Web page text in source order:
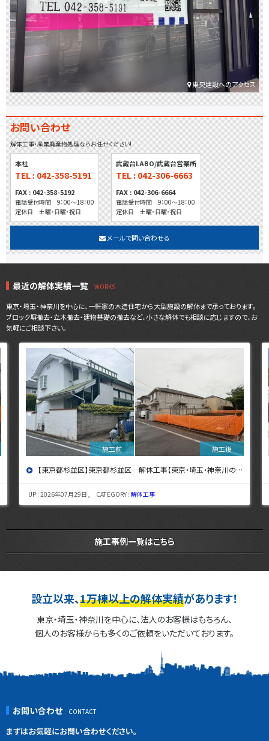
東央建設へのアクセス
お問い合わせ
解体工事・産業廃棄物処理ならお任せください!
本社
TEL : 042-358-5191
FAX : 042-358-5192
電話受付時間 9：00～18：00
定休日 土曜・日曜・祝日
武蔵台LABO/武蔵台営業所
TEL : 042-306-6663
FAX : 042-306-6664
電話受付時間 9：00～18：00
定休日 土曜・日曜・祝日
メールで問い合わせる
最近の解体実績一覧
東京・埼玉・神奈川を中心に、一軒家の木造住宅から大型施設の解体まで承っております。
ブロック塀撤去・立木撤去・建物基礎の撤去など、小さな解体でも相談に応じますので、お
気軽にご相談下さい。
【東京都杉並区】東京都杉並区 解体工事【東京・埼玉・神奈川の解体工事なら東央建設へ】
UP : 2026年07月29日 , CATEGORY :解体工事
施工事例一覧はこちら
設立以来、1万棟以上の解体実績があります！
東京・埼玉・神奈川を中心に、法人のお客様はもちろん、
個人のお客様からも多くのご依頼をいただいております。
お問い合わせ
まずはお気軽にお問い合わせください。